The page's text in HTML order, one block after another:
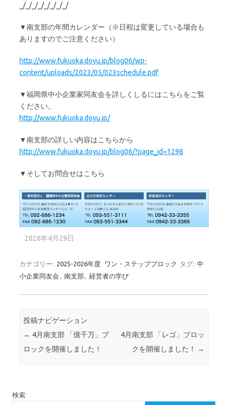
_/_/_/_/_/_/_/_/
▼南支部の年間カレンダー（※日程は変更している場合も
ありますのでご注意ください）
http://www.fukuoka.doyu.jp/blog06/wp-
content/uploads/2023/05/023schedule.pdf
▼福岡県中小企業家同友会を詳しくしるにはこちらをご覧
ください。
http://www.fukuoka.doyu.jp/
▼南支部の詳しい内容はこちらから
http://www.fukuoka.doyu.jp/blog06/?page_id=1298
▼そしてお問合せはこちら
2026年4月29日
カテゴリー: 2025-2026年度 ワン・ステップブロック タグ: 中
小企業同友会
南支部 経営者の学び
投稿ナビゲーション
← 4月南支部 「億千万」ブ
ロックを開催しました！
4月南支部 「レゴ」ブロッ
クを開催しました！
→
検索